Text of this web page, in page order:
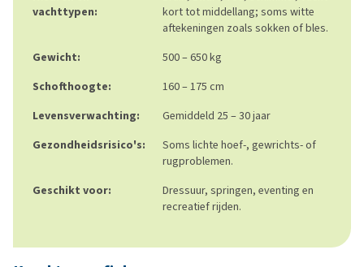
vachttypen:
kort tot middellang; soms witte
aftekeningen zoals sokken of bles.
Gewicht:
500 – 650 kg
Schofthoogte:
160 – 175 cm
Levensverwachting:
Gemiddeld 25 – 30 jaar
Gezondheidsrisico's:
Soms lichte hoef-, gewrichts- of
rugproblemen.
Geschikt voor:
Dressuur, springen, eventing en
recreatief rijden.